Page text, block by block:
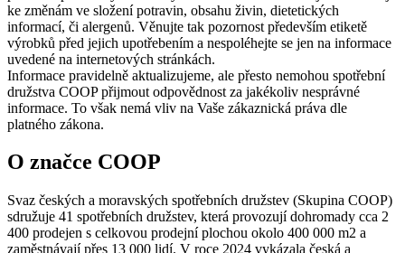
ke změnám ve složení potravin, obsahu živin, dietetických
informací, či alergenů. Věnujte tak pozornost především etiketě
výrobků před jejich upotřebením a nespoléhejte se jen na informace
uvedené na internetových stránkách.
Informace pravidelně aktualizujeme, ale přesto nemohou spotřební
družstva COOP přijmout odpovědnost za jakékoliv nesprávné
informace. To však nemá vliv na Vaše zákaznická práva dle
platného zákona.
O značce COOP
Svaz českých a moravských spotřebních družstev (Skupina COOP)
sdružuje 41 spotřebních družstev, která provozují dohromady cca 2
400 prodejen s celkovou prodejní plochou okolo 400 000 m2 a
zaměstnávají přes 13 000 lidí. V roce 2024 vykázala česká a